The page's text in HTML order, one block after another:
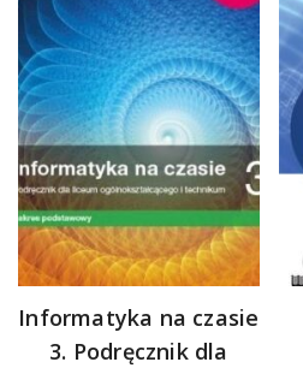
Informatyka na czasie
3. Podręcznik dla